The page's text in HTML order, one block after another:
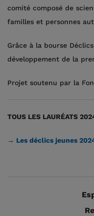
comité composé de
familles et personnes
Grâce à la bourse
développement de la
Projet soutenu par la
TOUS LES LAURÉATS
→ Les déclics jeunes